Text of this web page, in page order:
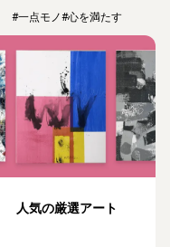
#一点モノ#心を満たす
人気の厳選アート